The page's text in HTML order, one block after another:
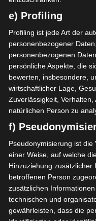
e) Profiling
Profiling ist jede Art der
personenbezogener
personenbezogenen
persönliche Aspekte, die
bewerten, insbesondere,
wirtschaftlicher Lage,
Zuverlässigkeit,
natürlichen Person zu
f)
Pseudonymisierung ist
einer Weise, auf welche
Hinzuziehung
betroffenen Person
zusätzlichen
technischen und
gewährleisten, dass die